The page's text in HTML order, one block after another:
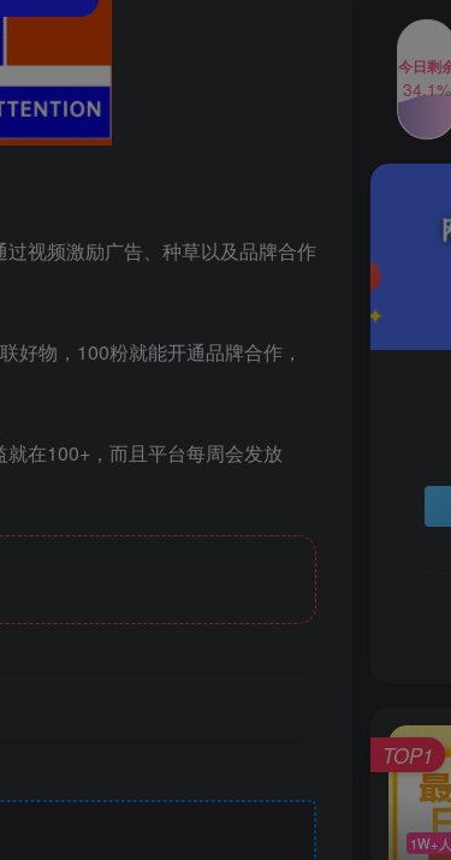
视频激励广告、种草以及品牌合作
好物，100粉就能开通品牌合作，
在100+，而且平台每周会发放
TOP3
TOP4
今日剩
34.1%
1W+
TOP1